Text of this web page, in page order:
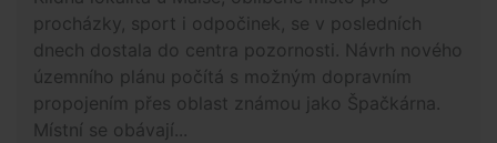
procházky, sport i odpočinek, se v posledních
dnech dostala do centra pozornosti. Návrh nového
územního plánu počítá s možným dopravním
propojením přes oblast známou jako Špačkárna.
Místní se obávají...